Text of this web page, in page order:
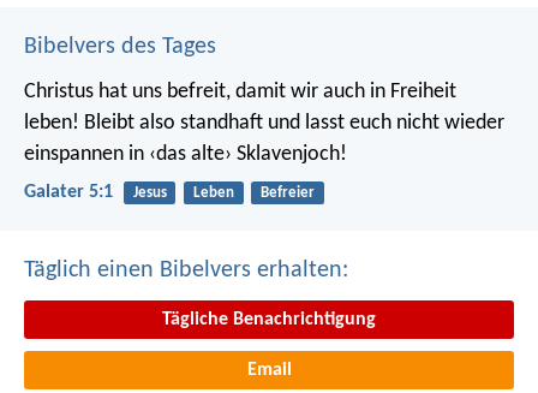
Bibelvers des Tages
Christus hat uns befreit, damit wir auch in Freiheit
leben! Bleibt also standhaft und lasst euch nicht wieder
einspannen in ‹das alte› Sklavenjoch!
Galater 5:1 Jesus Leben Befreier
Täglich einen Bibelvers erhalten:
Tägliche Benachrichtigung
Email